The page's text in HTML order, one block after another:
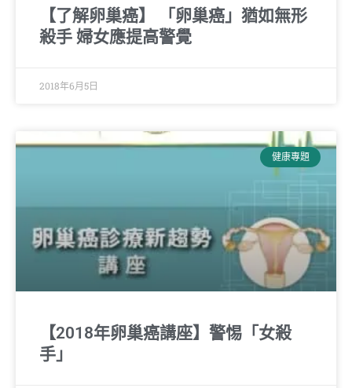
【了解卵巢癌】 「卵巢癌」猶如無形
殺手 婦女應提高警覺
2018年6月5日
健康專題
【2018年卵巢癌講座】警惕「女殺
手」